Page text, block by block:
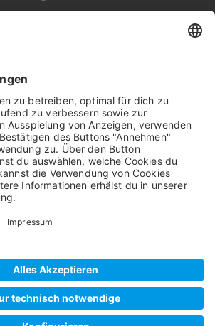
Pixum
Widerrufsbelehrung
Datenschutz
AGB/Kundeninfos
Impressum
©2026artboxONE